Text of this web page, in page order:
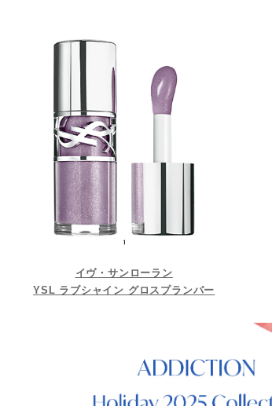
イヴ・サンローラン
YSL ラブシャイン グロスプランパー